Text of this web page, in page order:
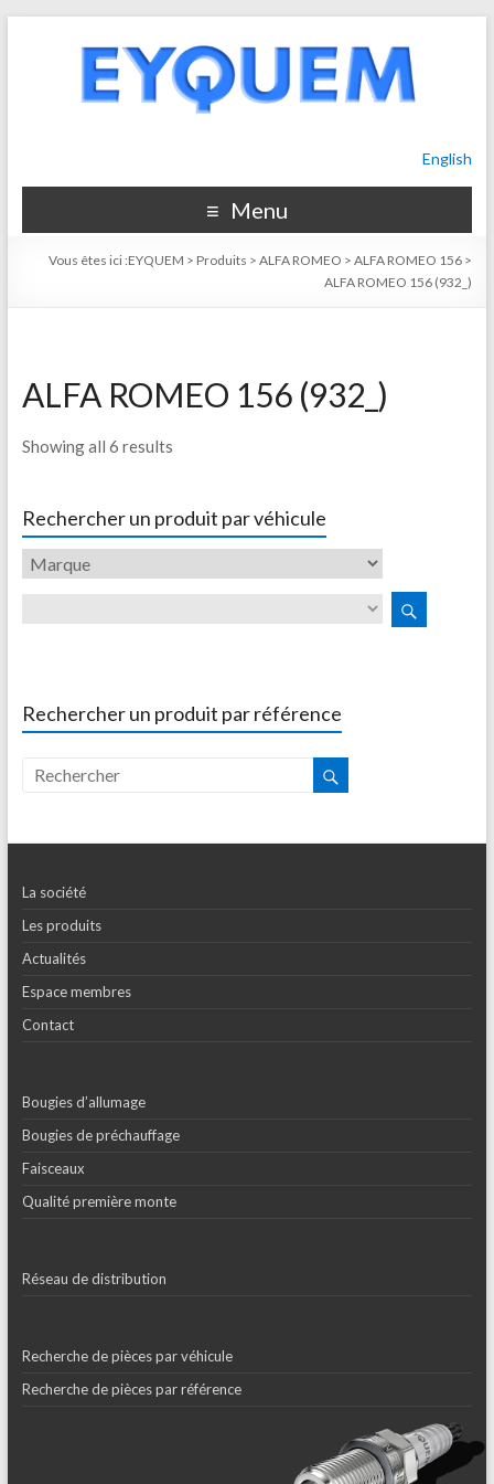
English
Menu
Vous êtes ici :EYQUEM > Produits >ALFA ROMEO >ALFA ROMEO 156 >
ALFA ROMEO 156 (932_)
ALFA ROMEO 156 (932_)
Showing all 6 results
Rechercher un produit par véhicule
Rechercher un produit par référence
La société
Les produits
Actualités
Espace membres
Contact
Bougies d’allumage
Bougies de préchauffage
Faisceaux
Qualité première monte
Réseau de distribution
Recherche de pièces par véhicule
Recherche de pièces par référence